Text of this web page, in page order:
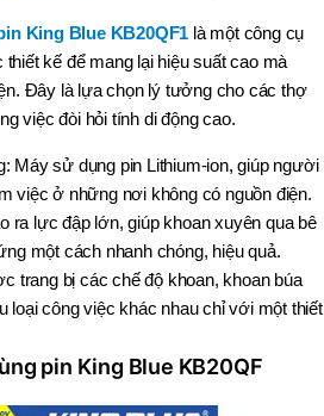
King Blue KB20QF1 là một công cụ
kế để mang lại hiệu suất cao mà
Đây là lựa chọn lý tưởng cho các thợ
việc đòi hỏi tính di động cao.
Máy sử dụng pin Lithium-ion, giúp người
việc ở những nơi không có nguồn điện.
ra lực đập lớn, giúp khoan xuyên qua bê
một cách nhanh chóng, hiệu quả.
trang bị các chế độ khoan, khoan búa
loại công việc khác nhau chỉ với một thiết
pin King Blue KB20QF